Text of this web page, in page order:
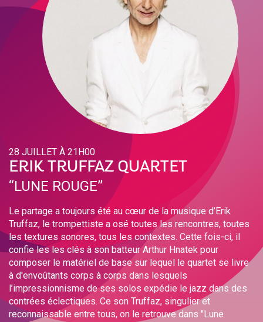
28 JUILLET À 21H00
ERIK TRUFFAZ QUARTET
‘‘LUNE ROUGE’’
Le partage a toujours été au cœur de la musique d’Erik
Truffaz, le trompettiste a osé toutes les rencontres, toutes
les textures sonores, tous les contextes. Cette fois-ci, il
confie les les clés à son batteur Arthur Hnatek pour
composer le matériel de base sur lequel le quartet se livre
à d'envoûtants corps à corps dans lesquels
l’impressionnisme de ses solos expédie le jazz dans des
contrées éclectiques. Ce son Truffaz, singulier et
reconnaissable entre tous, on le retrouve dans "Lune